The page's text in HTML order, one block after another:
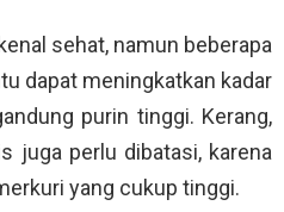
sehat, namun beberapa
dapat meningkatkan kadar
purin tinggi. Kerang,
juga perlu dibatasi, karena
yang cukup tinggi.